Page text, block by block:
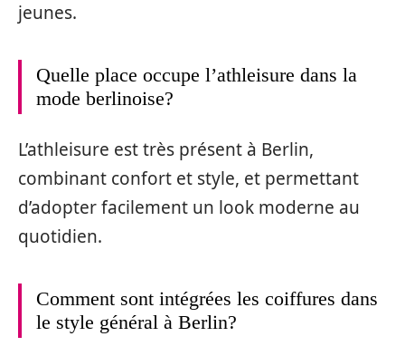
jeunes.
Quelle place occupe l’athleisure dans la
mode berlinoise?
L’athleisure est très présent à Berlin,
combinant confort et style, et permettant
d’adopter facilement un look moderne au
quotidien.
Comment sont intégrées les coiffures dans
le style général à Berlin?